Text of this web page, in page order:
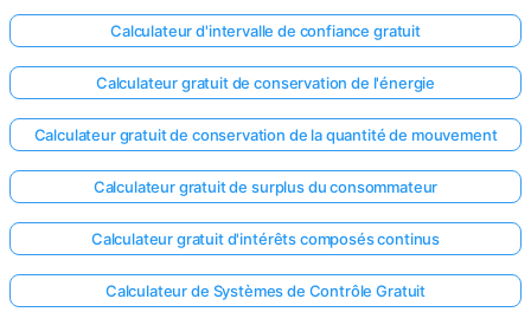
Calculateur d'intervalle de confiance gratuit
Calculateur gratuit de conservation de l'énergie
Calculateur gratuit de conservation de la quantité de mouvement
Calculateur gratuit de surplus du consommateur
Calculateur gratuit d'intérêts composés continus
Calculateur de Systèmes de Contrôle Gratuit